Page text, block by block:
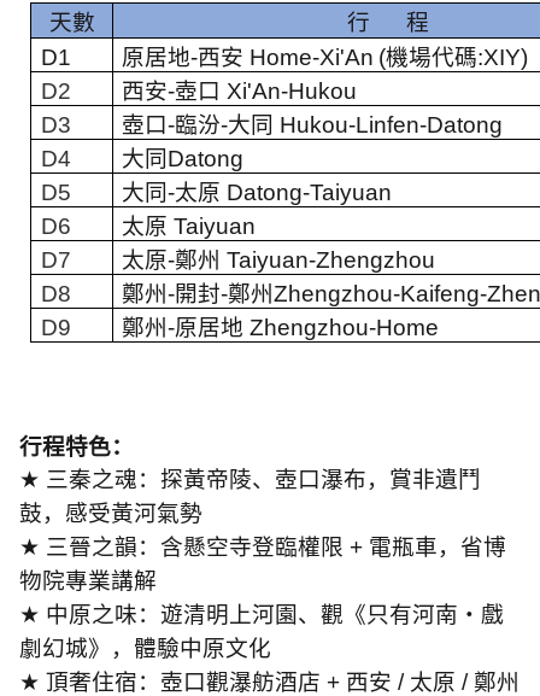
天數
行
程
D1
原居地-西安 Home-Xi'An (機場代碼:XIY)
D2
西安-壺口 Xi'An-Hukou
D3
壺口-臨汾-大同 Hukou-Linfen-Datong
D4
大同Datong
D5
大同-太原 Datong-Taiyuan
D6
太原 Taiyuan
D7
太原-鄭州 Taiyuan-Zhengzhou
D8
鄭州-開封-鄭州Zhengzhou-Kaifeng-
D9
鄭州-原居地 Zhengzhou-Home
行程特色：
★ 三秦之魂：探黃帝陵、壺口瀑布，賞非遺鬥
鼓，感受黃河氣勢
★ 三晉之韻：含懸空寺登臨權限 + 電瓶車，省博
物院專業講解
★ 中原之味：遊清明上河園、觀《只有河南・戲
劇幻城》，體驗中原文化
★ 頂奢住宿：壺口觀瀑舫酒店 + 西安 / 太原 /鄭州